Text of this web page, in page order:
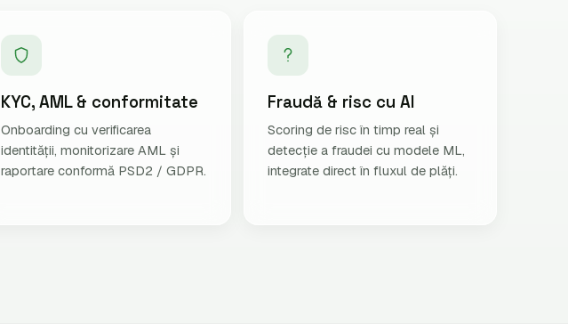
KYC, AML & conformitate
Onboarding cu verificarea
identității, monitorizare AML și
raportare conformă PSD2 / GDPR.
Fraudă & risc cu AI
Scoring de risc în timp real și
detecție a fraudei cu modele ML,
integrate direct în fluxul de plăți.